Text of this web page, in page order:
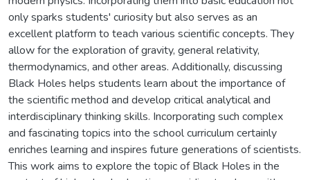
only sparks students' curiosity but also serves as an
excellent platform to teach various scientific concepts. They
allow for the exploration of gravity, general relativity,
thermodynamics, and other areas. Additionally, discussing
Black Holes helps students learn about the importance of
the scientific method and develop critical analytical and
interdisciplinary thinking skills. Incorporating such complex
and fascinating topics into the school curriculum certainly
enriches learning and inspires future generations of scientists.
This work aims to explore the topic of Black Holes in the